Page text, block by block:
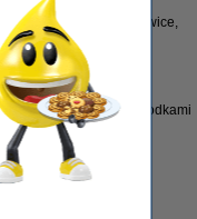
worki na śmieci, rękawice,
. Takimi środkami
specjalnych takie jak
do żucia, kleje, smołę